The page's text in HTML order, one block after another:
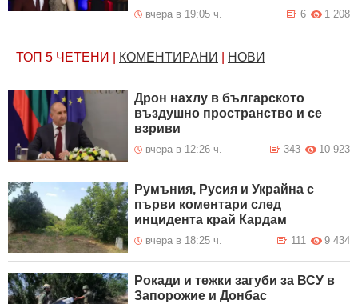
вчера в 19:05 ч. 1 208
6
ТОП 5 ЧЕТЕНИ КОМЕНТИРАНИ НОВИ
Дрон нахлу в българското
въздушно пространство и се
взриви
вчера в 12:26 ч. 10 923
343
Румъния, Русия и Украйна с
първи коментари след
инцидента край Кардам
вчера в 18:25 ч. 9 434
111
Рокади и тежки загуби за ВСУ в
Запорожие и Донбас